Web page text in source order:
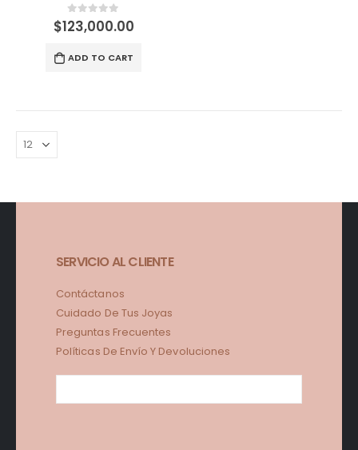
0out of 5
$123,000.00
ADD TO CART
SERVICIO AL CLIENTE
Contáctanos
Cuidado De Tus Joyas
Preguntas Frecuentes
Políticas De Envío Y Devoluciones